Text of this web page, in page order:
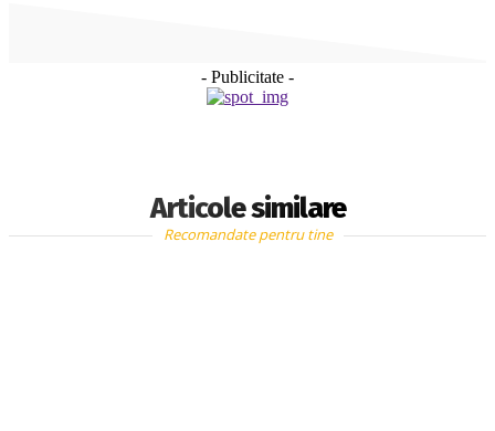
- Publicitate -
Articole similare
Recomandate pentru tine